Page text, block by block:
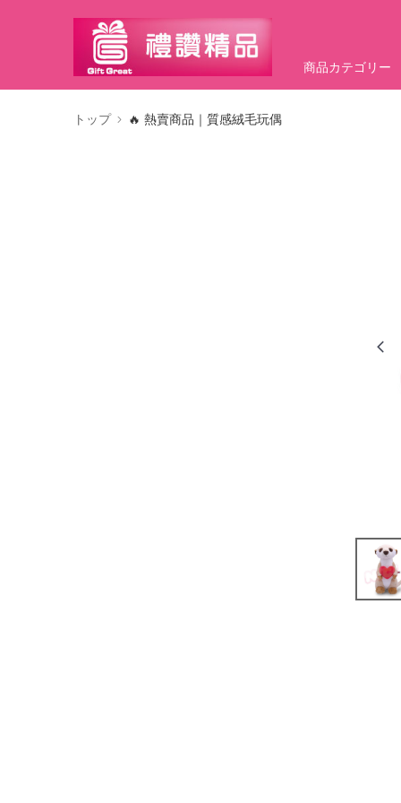
商品カテゴリー
トップ 🔥 熱賣商品｜質感絨毛玩偶